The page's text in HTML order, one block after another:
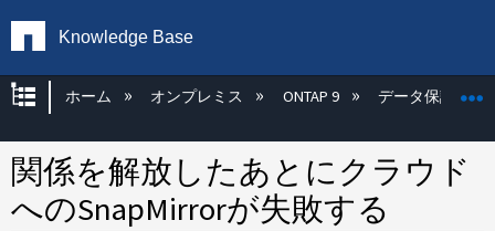
Knowledge Base
グローバル階層を展開/折りたたむ
ホーム オンプレミス ONTAP 9 データ保護
関係を解放したあとにクラウド
へのSnapMirrorが失敗する